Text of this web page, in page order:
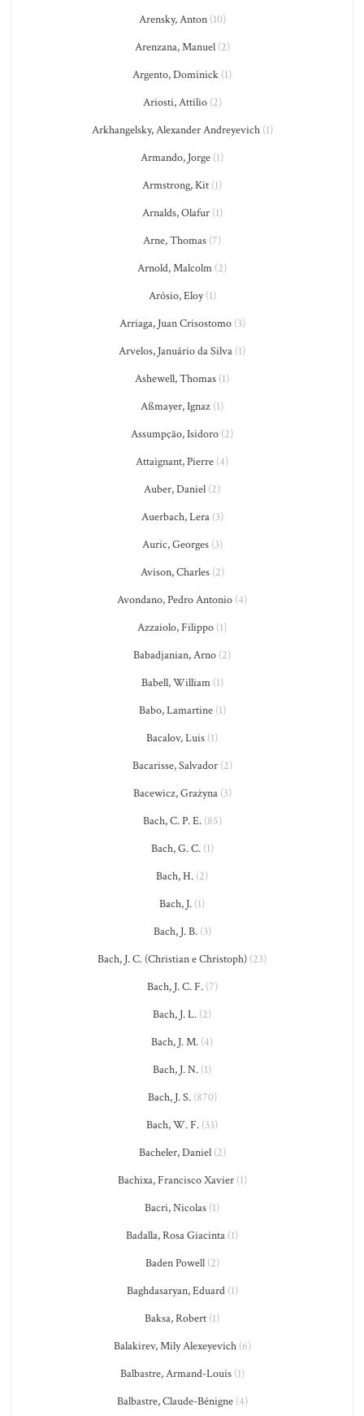
Arensky, Anton(10)
Arenzana, Manuel(2)
Argento, Dominick (1)
Ariosti, Attilio(2)
Arkhangelsky, Alexander Andreyevich(1)
Armando, Jorge (1)
Armstrong, Kit (1)
Arnalds, Olafur(1)
Arne, Thomas (7)
Arnold, Malcolm (2)
Arósio, Eloy(1)
Arriaga, Juan Crisostomo(3)
Arvelos, Januário da Silva (1)
Ashewell, Thomas (1)
Aßmayer, Ignaz (1)
Assumpção, Isidoro (2)
Attaignant, Pierre (4)
Auber, Daniel (2)
Auerbach, Lera(3)
Auric, Georges(3)
Avison, Charles(2)
Avondano, Pedro Antonio (4)
Azzaiolo, Filippo (1)
Babadjanian, Arno (2)
Babell, William(1)
Babo, Lamartine(1)
Bacalov, Luis (1)
Bacarisse, Salvador(2)
Bacewicz, Grażyna(3)
Bach, C. P. E.(85)
Bach, G. C.(1)
Bach, H. (2)
Bach, J. (1)
Bach, J. B.(3)
Bach, J. C. (Christian e Christoph) (23)
Bach, J. C. F.(7)
Bach, J. L. (2)
Bach, J. M. (4)
Bach, J. N. (1)
Bach, J. S.(870)
Bach, W. F. (33)
Bacheler, Daniel(2)
Bachixa, Francisco Xavier(1)
Bacri, Nicolas (1)
Badalla, Rosa Giacinta (1)
Baden Powell(2)
Baghdasaryan, Eduard(1)
Baksa, Robert (1)
Balakirev, Mily Alexeyevich(6)
Balbastre, Armand-Louis(1)
Balbastre, Claude-Bénigne(4)